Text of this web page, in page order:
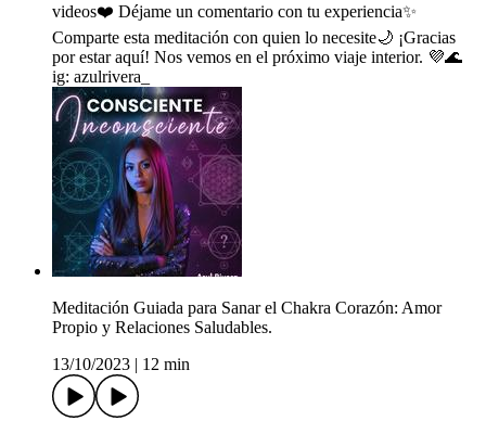
videos❤️ Déjame un comentario con tu experiencia✨
Comparte esta meditación con quien lo necesite🌙 ¡Gracias
por estar aquí! Nos vemos en el próximo viaje interior. 💜🌊
ig: azulrivera_
Meditación Guiada para Sanar el Chakra Corazón: Amor
Propio y Relaciones Saludables.
13/10/2023
12 min